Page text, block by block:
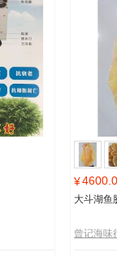
¥
大斗湖鱼
曾记海味